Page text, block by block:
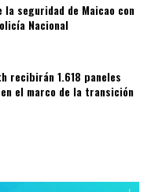
seguridad de Maicao con
Nacional
recibirán 1.618 paneles
el marco de la transición